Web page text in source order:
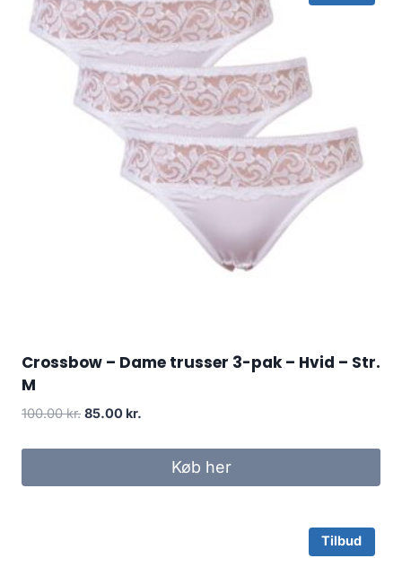
Crossbow – Dame trusser 3-pak – Hvid – Str.
M
100.00kr. Original
was:
85.00 kr.
is:
85.00 kr..Køb her
Tilbud